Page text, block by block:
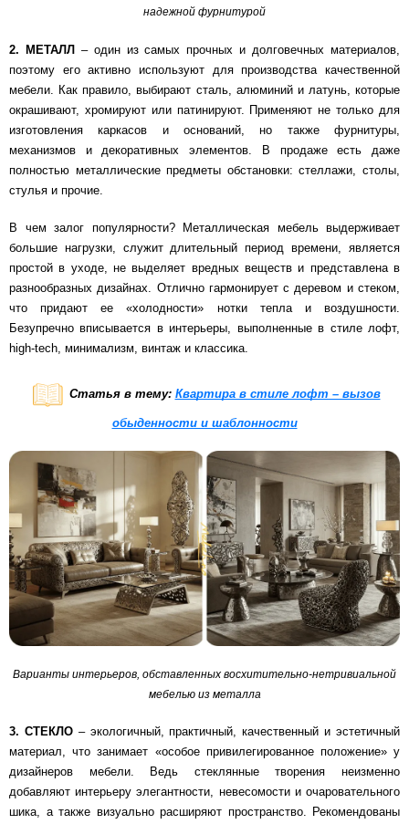
надежной фурнитурой
2. МЕТАЛЛ – один из самых прочных и долговечных материалов,
поэтому его активно используют для производства качественной
мебели. Как правило, выбирают сталь, алюминий и латунь, которые
окрашивают, хромируют или патинируют. Применяют не только для
изготовления каркасов и оснований, но также фурнитуры,
механизмов и декоративных элементов. В продаже есть даже
полностью металлические предметы обстановки: стеллажи, столы,
стулья и прочие.
В чем залог популярности? Металлическая мебель выдерживает
большие нагрузки, служит длительный период времени, является
простой в уходе, не выделяет вредных веществ и представлена в
разнообразных дизайнах. Отлично гармонирует с деревом и стеком,
что придают ее «холодности» нотки тепла и воздушности.
Безупречно вписывается в интерьеры, выполненные в стиле лофт,
high-tech, минимализм, винтаж и классика.
Статья в тему: Квартира в стиле лофт – вызов
обыденности и шаблонности
Варианты интерьеров, обставленных восхитительно-нетривиальной
мебелью из металла
3. СТЕКЛО – экологичный, практичный, качественный и эстетичный
материал, что занимает «особое привилегированное положение» у
дизайнеров мебели. Ведь стеклянные творения неизменно
добавляют интерьеру элегантности, невесомости и очаровательного
шика, а также визуально расширяют пространство. Рекомендованы